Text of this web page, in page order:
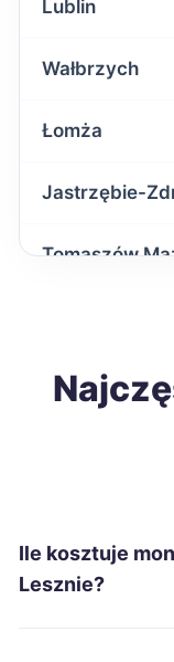
Lublin
Wałbrzych
Łomża
Jastrzębie-
Tomaszów
Ostrowiec
Mysłowice
Ile kosztuje
Lesznie?